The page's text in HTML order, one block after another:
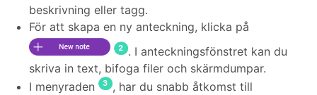
beskrivning eller tagg.
För att skapa en ny anteckning, klicka på
. I anteckningsfönstret kan du
skriva in text, bifoga filer och skärmdumpar.
I menyraden
, har du snabb åtkomst till